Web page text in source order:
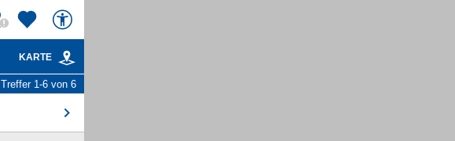
KARTE
Treffer 1-6 von 6